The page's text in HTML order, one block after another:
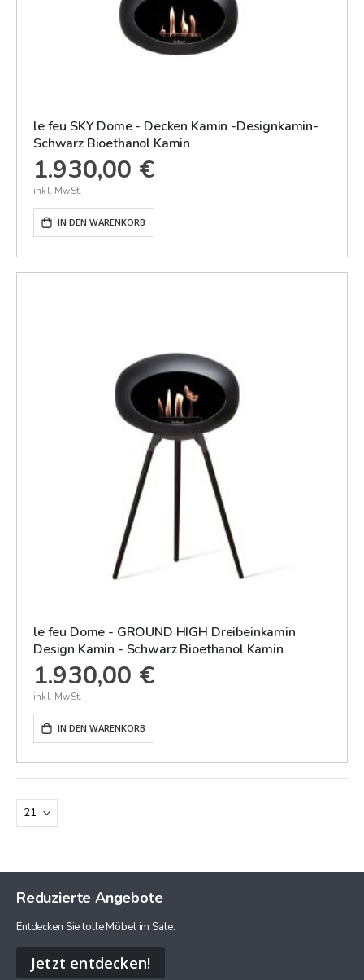
le feu SKY Dome - Decken Kamin -Designkamin-
Schwarz Bioethanol Kamin
1.930,00 €
IN DEN WARENKORB
le feu Dome - GROUND HIGH Dreibeinkamin
Design Kamin - Schwarz Bioethanol Kamin
1.930,00 €
IN DEN WARENKORB
Reduzierte Angebote
Entdecken Sie tolle Möbel im Sale.
Jetzt entdecken!